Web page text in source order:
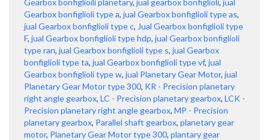
Gearbox bonfiglioli type a, jual Gearbox bonfiglioli type as,
jual Gearbox bonfiglioli type c, Jual Gearbox bonfiglioli type
F, jual Gearbox bonfiglioli type hdp, jual Gearbox bonfiglioli
type ran, jual Gearbox bonfiglioli type s, jual Gearbox
bonfiglioli type ta, jual Gearbox bonfiglioli type vf, jual
Gearbox bonfiglioli type w, jual Planetary Gear Motor, jual
Planetary Gear Motor type 300, KR - Precision planetary
right angle gearbox, LC - Precision planetary gearbox, LCK -
Precision planetary right angle gearbox, MP - Precision
planetary gearbox, Parallel shaft gearbox, planetary gear
motor, Planetary Gear Motor type 300, plantary gear